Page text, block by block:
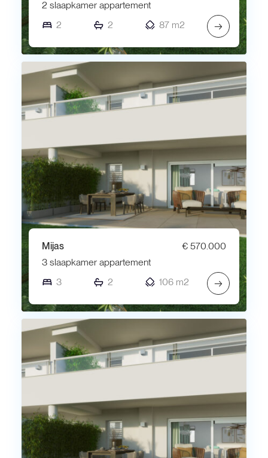
2 slaapkamer appartement
2
2 87 m2 →
Mijas
€ 570.000
3 slaapkamer appartement
3
2 106 m2 →